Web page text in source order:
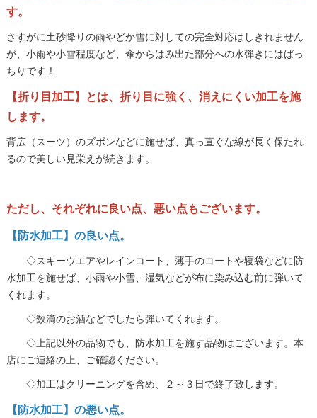
す。
さすがに土砂降りの雨やどか雪に対しての完全対応はしきれません
が、小雨や小雪程度など、傘からはみ出た部分への水弾きにはばっ
ちりです！
【折り目加工】とは、折り目に強く、消えにくい加工を施
します。
背広（スーツ）のズボンなどに施せば、真っ直ぐな線が長く保たれ
るので美しい見栄えが続きます。
ただし、それぞれに良い点、悪い点もございます。
【防水加工】の良い点。
◇スキーウエアやレインコート、薄手のコートや寝袋などに防
水加工を施せば、小雨や小雪、湿気などが布に染み込む前に弾いて
くれます。
◇数滴のお酒などでしたら弾いてくれます。
◇上記以外の品物でも、防水加工を施す品物はございます。本
店にご連絡の上、ご確認ください。
◇加工はクリーニングを含め、２～３日で終了致します。
【防水加工】の悪い点。